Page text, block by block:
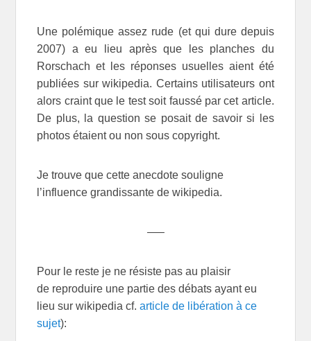
Une polémique assez rude (et qui dure depuis
2007) a eu lieu après que les planches du
Rorschach et les réponses usuelles aient été
publiées sur wikipedia. Certains utilisateurs ont
alors craint que le test soit faussé par cet article.
De plus, la question se posait de savoir si les
photos étaient ou non sous copyright.
Je trouve que cette anecdote souligne
l’influence grandissante de wikipedia.
—–
Pour le reste je ne résiste pas au plaisir
de reproduire une partie des débats ayant eu
lieu sur wikipedia cf.article de libération à ce
sujet):